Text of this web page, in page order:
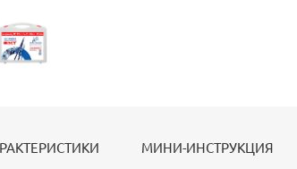
МИНИ-ИНСТРУКЦИЯ